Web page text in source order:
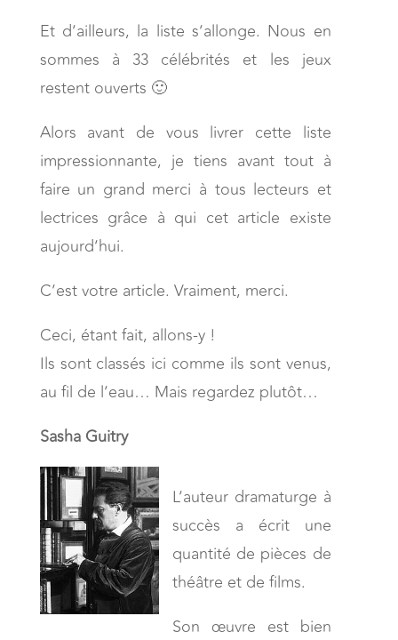
Et d’ailleurs, la liste s’allonge. Nous en
sommes à 33 célébrités et les jeux
restent ouverts 🙂
Alors avant de vous livrer cette liste
impressionnante, je tiens avant tout à
faire un grand merci à tous lecteurs et
lectrices grâce à qui cet article existe
aujourd’hui.
C’est votre article. Vraiment, merci.
Ceci, étant fait, allons-y !
Ils sont classés ici comme ils sont venus,
au fil de l’eau… Mais regardez plutôt…
Sasha Guitry
L’auteur dramaturge à
succès a écrit une
quantité de pièces de
théâtre et de films.
Son œuvre est bien